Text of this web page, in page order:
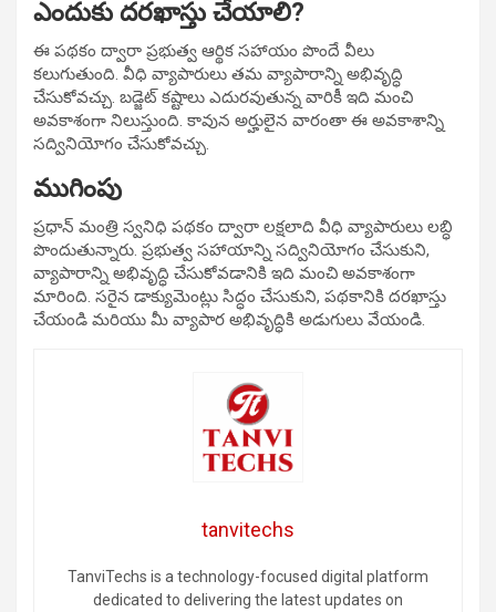
ఎందుకు దరఖాస్తు చేయాలి?
ఈ పథకం ద్వారా ప్రభుత్వ ఆర్థిక సహాయం పొందే వీలు
కలుగుతుంది. వీధి వ్యాపారులు తమ వ్యాపారాన్ని అభివృద్ధి
చేసుకోవచ్చు. బడ్జెట్ కష్టాలు ఎదురవుతున్న వారికీ ఇది మంచి
అవకాశంగా నిలుస్తుంది. కావున అర్హులైన వారంతా ఈ అవకాశాన్ని
సద్వినియోగం చేసుకోవచ్చు.
ముగింపు
ప్రధాన్ మంత్రి స్వనిధి పథకం ద్వారా లక్షలాది వీధి వ్యాపారులు లబ్ధి
పొందుతున్నారు. ప్రభుత్వ సహాయాన్ని సద్వినియోగం చేసుకుని,
వ్యాపారాన్ని అభివృద్ధి చేసుకోవడానికి ఇది మంచి అవకాశంగా
మారింది. సరైన డాక్యుమెంట్లు సిద్ధం చేసుకుని, పథకానికి దరఖాస్తు
చేయండి మరియు మీ వ్యాపార అభివృద్ధికి అడుగులు వేయండి.
tanvitechs
TanviTechs is a technology-focused digital platform
dedicated to delivering the latest updates on